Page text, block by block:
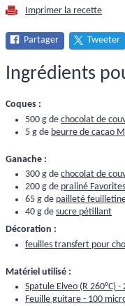
Imprimer la recette
Partager Tweeter
Ingrédients
Coques :
500 g de chocolat de
5 g de beurre de cacao
Ganache :
300 g de chocolat de
200 g de praliné
65 g de pailleté
40 g de sucre pétillant
Décoration :
feuilles transfert pour
Matériel utilisé :
Spatule Elveo (R 260°C) -
Feuille guitare - 100